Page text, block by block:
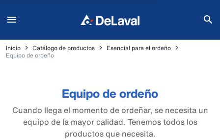
Inicio Catálogo de productos
Esencial para el ordeño
Equipo de ordeño
Equipo de ordeño
Cuando llega el momento de ordeñar, se necesita un
equipo de la mayor calidad. Tenemos todos los
productos que necesita.